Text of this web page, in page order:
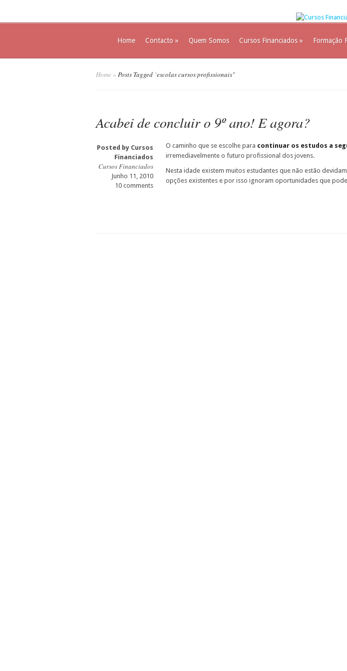
Home Contacto » Quem Somos Cursos Financiados» Formação
Home » Posts Tagged "escolas cursos profissionais"
Acabei de concluir o 9º ano! E agora?
Posted by Cursos
Financiados
Cursos Financiados
Junho 11, 2010
10 comments
O caminho que se escolhe para continuar os estudos a
irremediavelmente o futuro profissional dos jovens.
Nesta idade existem muitos estudantes que não estão
opções existentes e por isso ignoram oportunidades que